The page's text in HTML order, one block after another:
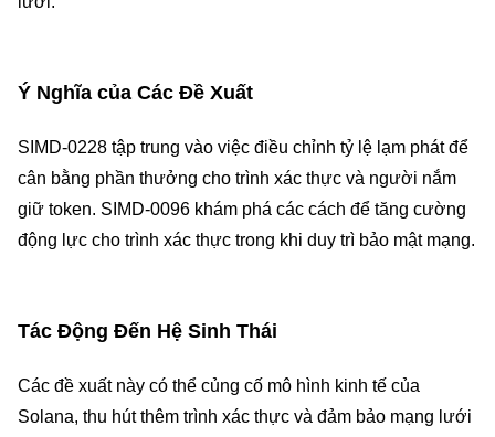
Ý Nghĩa của Các Đề Xuất
SIMD-0228 tập trung vào việc điều chỉnh tỷ lệ lạm phát để
cân bằng phần thưởng cho trình xác thực và người nắm
giữ token. SIMD-0096 khám phá các cách để tăng cường
động lực cho trình xác thực trong khi duy trì bảo mật mạng.
Tác Động Đến Hệ Sinh Thái
Các đề xuất này có thể củng cố mô hình kinh tế của
Solana, thu hút thêm trình xác thực và đảm bảo mạng lưới